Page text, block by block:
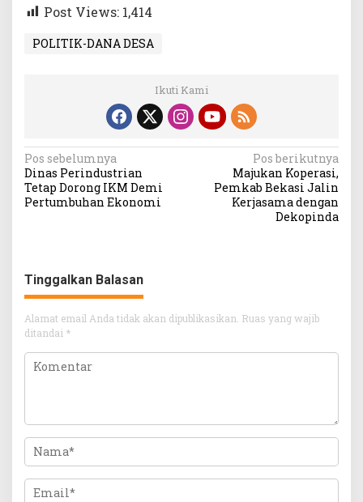
Post Views: 1,414
POLITIK-DANA DESA
Ikuti Kami
Navigasi
pos
Pos sebelumnya
Dinas Perindustrian
Tetap Dorong IKM Demi
Pertumbuhan Ekonomi
Pos berikutnya
Majukan Koperasi,
Pemkab Bekasi Jalin
Kerjasama dengan
Dekopinda
Tinggalkan Balasan
Alamat email Anda tidak akan dipublikasikan. Ruas yang wajib
ditandai *